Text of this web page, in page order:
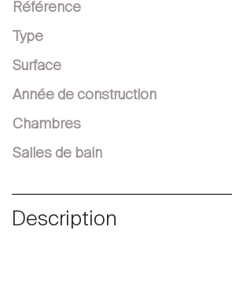
Référence
Type
Surface
Année de construction
Chambres
Salles de bain
Description